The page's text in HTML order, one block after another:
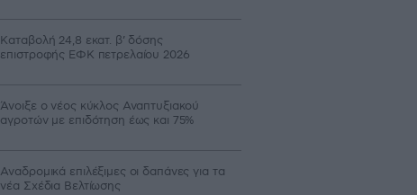
Καταβολή 24,8 εκατ. β’ δόσης
επιστροφής ΕΦΚ πετρελαίου 2026
Άνοιξε ο νέος κύκλος Αναπτυξιακού
αγροτών με επιδότηση έως και 75%
Αναδρομικά επιλέξιμες οι δαπάνες για τα
νέα Σχέδια Βελτίωσης